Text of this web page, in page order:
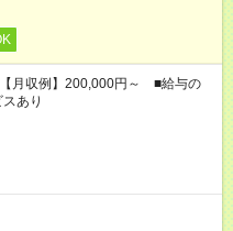
月収例】200,000円～ ■給与の
あり